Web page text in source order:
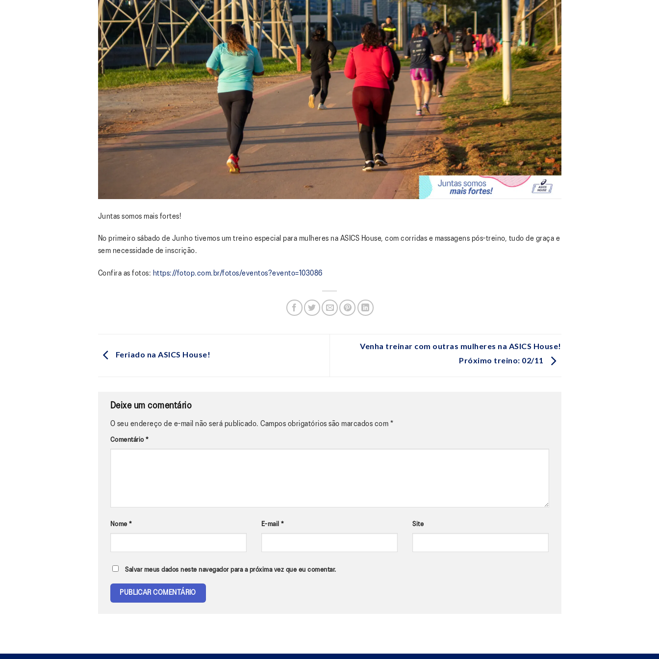
Juntas somos mais fortes!
No primeiro sábado de Junho tivemos um treino especial para mulheres na ASICS House, com corridas e massagens pós-treino, tudo de graça e
sem necessidade de inscrição.
Confira as fotos: https://fotop.com.br/fotos/eventos?evento=103086
Feriado na ASICS House!
Venha treinar com outras mulheres na ASICS House!
Próximo treino: 02/11
Deixe um comentário
O seu endereço de e-mail não será publicado. Campos obrigatórios são marcados com *
Comentário *
Nome * E-mail * Site
Salvar meus dados neste navegador para a próxima vez que eu comentar.